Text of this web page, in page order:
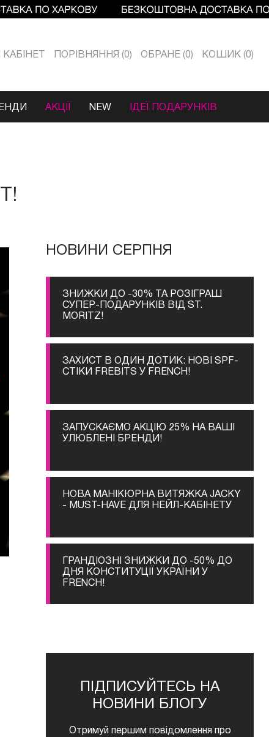
КАБIНЕТ ПОРІВНЯННЯ 0 ОБРАНЕ 0 КОШИК 0
АКЦІЇ NEW ІДЕЇ ПОДАРУНКІВ
НОВИНИ СЕРПНЯ
ЗНИЖКИ ДО -30% ТА РОЗІГРАШ
СУПЕР-ПОДАРУНКІВ ВІД ST.
MORITZ!
ЗАХИСТ В ОДИН ДОТИК: НОВІ SPF-
СТІКИ FREBITS У FRENCH!
ЗАПУСКАЄМО АКЦІЮ 25% НА ВАШІ
УЛЮБЛЕНІ БРЕНДИ!
НОВА МАНІКЮРНА ВИТЯЖКА JACKY
- MUST-HAVE ДЛЯ НЕЙЛ-КАБІНЕТУ
ГРАНДІОЗНІ ЗНИЖКИ ДО -50% ДО
ДНЯ КОНСТИТУЦІЇ УКРАЇНИ У
FRENCH!
ПІДПИСУЙТЕСЬ НА
НОВИНИ БЛОГУ
Отримуй першим повідомлення про